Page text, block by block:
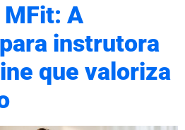
A
instrutora
que valoriza